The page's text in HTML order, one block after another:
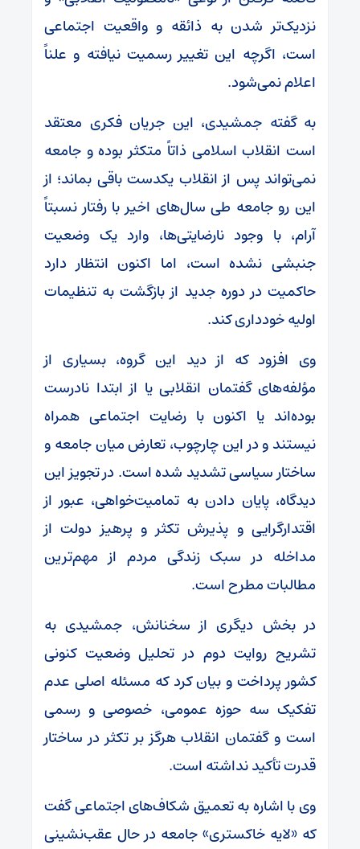
نزدیک‌تر شدن به ذائقه و واقعیت اجتماعی
است، اگرچه این تغییر رسمیت نیافته و علناً
اعلام نمی‌شود.
به گفته جمشیدی، این جریان فکری معتقد
است انقلاب اسلامی ذاتاً متکثر بوده و جامعه
نمی‌تواند پس از انقلاب یکدست باقی بماند؛ از
این رو جامعه طی سال‌های اخیر با رفتار نسبتاً
آرام، با وجود نارضایتی‌ها، وارد یک وضعیت
جنبشی نشده است، اما اکنون انتظار دارد
حاکمیت در دوره جدید از بازگشت به تنظیمات
اولیه خودداری کند.
وی افزود که از دید این گروه، بسیاری از
مؤلفه‌های گفتمان انقلابی یا از ابتدا نادرست
بوده‌اند یا اکنون با رضایت اجتماعی همراه
نیستند و در این چارچوب، تعارض میان جامعه و
ساختار سیاسی تشدید شده است. در تجویز این
دیدگاه، پایان دادن به تمامیت‌خواهی، عبور از
اقتدارگرایی و پذیرش تکثر و پرهیز دولت از
مداخله در سبک زندگی مردم از مهم‌ترین
مطالبات مطرح است.
در بخش دیگری از سخنانش، جمشیدی به
تشریح روایت دوم در تحلیل وضعیت کنونی
کشور پرداخت و بیان کرد که مسئله اصلی عدم
تفکیک سه حوزه عمومی، خصوصی و رسمی
است و گفتمان انقلاب هرگز بر تکثر در ساختار
قدرت تأکید نداشته است.
وی با اشاره به تعمیق شکاف‌های اجتماعی گفت
که «لایه خاکستری» جامعه در حال عقب‌نشینی